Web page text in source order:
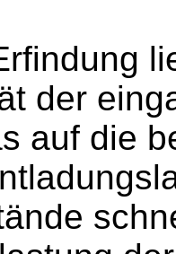
der
auf die